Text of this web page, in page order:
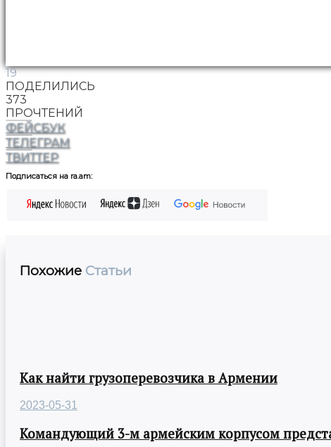
19
ПОДЕЛИЛИСЬ
373
ПРОЧТЕНИЙ
ФЕЙСБУК
ТЕЛЕГРАМ
ТВИТТЕР
Подписаться на ra.am:
Похожие Статьи
Как найти грузоперевозчика в Армении
2023-05-31
Командующий 3-м армейским корпусом